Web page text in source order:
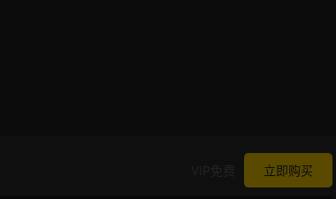
立即购买